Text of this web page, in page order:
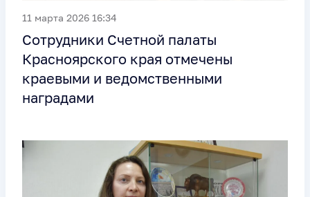
11 марта 2026 16:34
Сотрудники Счетной палаты
Красноярского края отмечены
краевыми и ведомственными
наградами